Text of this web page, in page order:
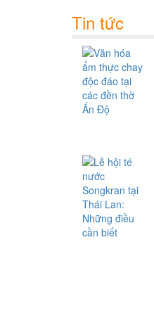
Tin tức